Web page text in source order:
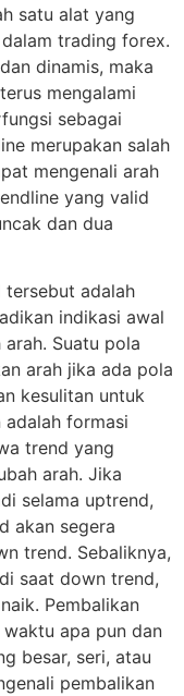
satu alat yang
trading forex.
dinamis, maka
mengalami
sebagai
merupakan salah
mengenali arah
yang valid
dan dua
tersebut adalah
indikasi awal
Suatu pola
arah jika ada pola
kesulitan untuk
adalah formasi
trend yang
arah. Jika
selama uptrend,
akan segera
trend. Sebaliknya,
saat down trend,
Pembalikan
apa pun dan
besar, seri, atau
pembalikan